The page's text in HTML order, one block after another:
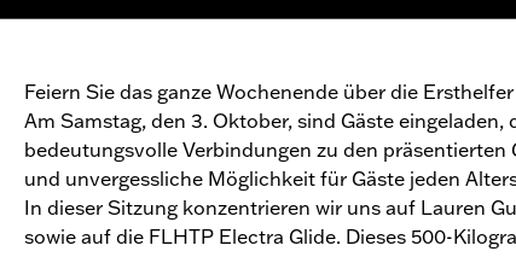
Feiern Sie das ganze Wochenende über die
Am Samstag, den 3. Oktober, sind Gäste
bedeutungsvolle Verbindungen zu den
und unvergessliche Möglichkeit für Gäste jeden
In dieser Sitzung konzentrieren wir uns auf Lauren
sowie auf die FLHTP Electra Glide. Dieses 500-